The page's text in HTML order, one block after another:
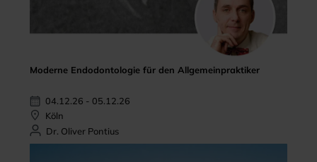
Moderne Endodontologie für den Allgemeinpraktiker
04.12.26 - 05.12.26
Köln
Dr. Oliver Pontius